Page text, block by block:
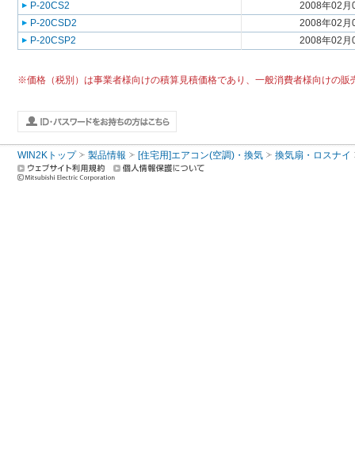
P-20CS2
2008年02月
P-20CSD2
2008年02月
P-20CSP2
2008年02月
※価格（税別）は事業者様向けの積算見積価格であり、一般消費者様向けの販
WIN2Kトップ 製品情報 [住宅用]エアコン(空調)・換気 換気扇・ロスナイ